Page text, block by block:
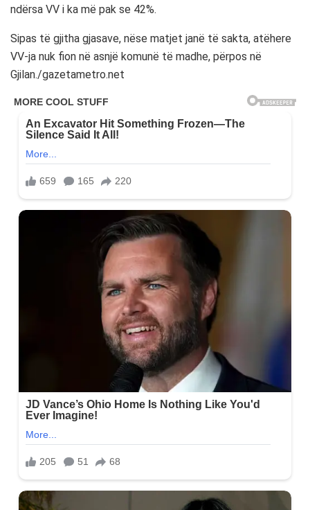
ndërsa VV i ka më pak se 42%.
Sipas të gjitha gjasave, nëse matjet janë të sakta, atëhere
VV-ja nuk fion në asnjë komunë të madhe, përpos në
Gjilan./gazetametro.net